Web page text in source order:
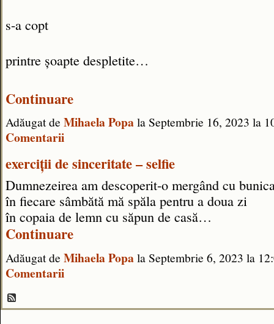
s-a copt
printre șoapte despletite…
Continuare
Adăugat de Mihaela Popala Septembrie 16, 2023 la
Comentarii
exerciții de sinceritate – selfie
Dumnezeirea am descoperit-o mergând cu
în fiecare sâmbătă mă spăla pentru a doua zi
în copaia de lemn cu săpun de casă…
Continuare
Adăugat de Mihaela Popala Septembrie 6, 2023 la
Comentarii